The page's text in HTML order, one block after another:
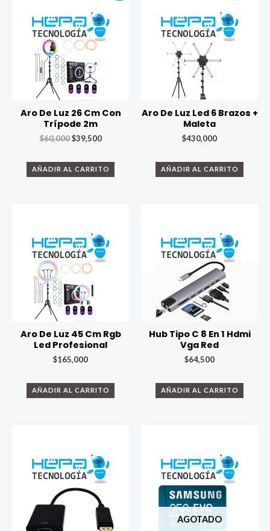
Aro De Luz 26 Cm Con
Trípode 2m
$60,000 $39,500
AÑADIR AL CARRITO
Aro De Luz Led 6 Brazos +
Maleta
$430,000
AÑADIR AL CARRITO
Aro De Luz 45 Cm Rgb
Led Profesional
$165,000
AÑADIR AL CARRITO
Hub Tipo C 8 En 1 Hdmi
Vga Red
$64,500
AÑADIR AL CARRITO
AGOTADO